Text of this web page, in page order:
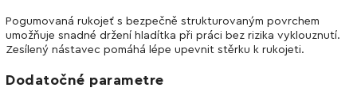
Pogumovaná rukojeť s bezpečně strukturovaným povrchem
umožňuje snadné držení hladítka při práci bez rizika vyklouznutí.
Zesílený nástavec pomáhá lépe upevnit stěrku k rukojeti.
Dodatočné parametre